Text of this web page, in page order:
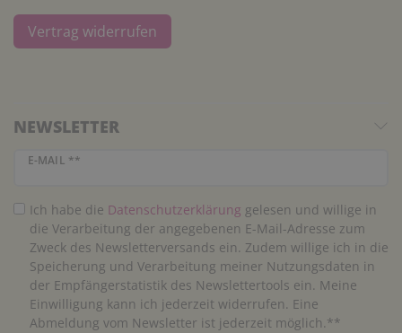
Vertrag widerrufen
NEWSLETTER
E-MAIL **
Newsletter Honig
Ich habe die Daten­schutz­erklärung gelesen und willige in
die Verarbeitung der angegebenen E-Mail-Adresse zum
Zweck des Newsletterversands ein. Zudem willige ich in die
Speicherung und Verarbeitung meiner Nutzungsdaten in
der Empfängerstatistik des Newslettertools ein. Meine
Einwilligung kann ich jederzeit widerrufen. Eine
Abmeldung vom Newsletter ist jederzeit möglich.**